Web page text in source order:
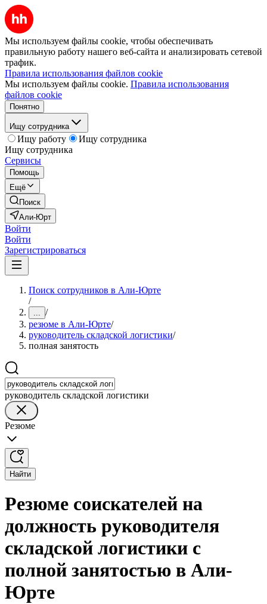
Мы используем файлы cookie, чтобы обеспечивать
правильную работу нашего веб-сайта и анализировать сетевой
трафик.
Правила использования файлов cookie
Мы используем файлы cookie. Правила использования
файлов cookie
Понятно
Ищу сотрудника
Ищу работу
Ищу сотрудника
Ищу сотрудника
Сервисы
Помощь
Ещё
Поиск
Али-Юрт
Войти
Войти
Зарегистрироваться
Поиск сотрудников в Али-Юрте
/
... /
резюме в Али-Юрте/
руководитель складской логистики/
полная занятость
руководитель складской логистики
Резюме
Найти
Резюме соискателей на
должность руководителя
складской логистики с
полной занятостью в Али-
Юрте